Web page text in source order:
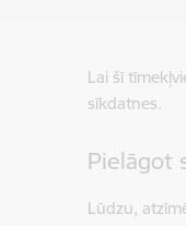
Lai šī
sīkdatnes.
Pielāgot
Lūdzu,